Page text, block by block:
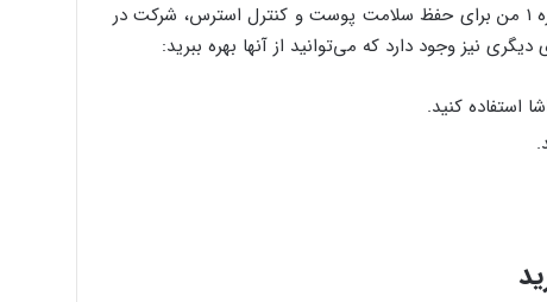
کیت بلانشت، سلبریتی محبوب می‌گوید: پاسخ شماره ۱ من برای حفظ سلامت پوست و کنترل استرس، شرکت در
نیز وجود دارد که می‌توانید از آنها بهره ببرید:
استفاده کنید.